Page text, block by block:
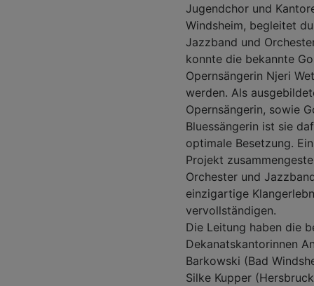
Jugendchor und
Windsheim, begleitet
Jazzband und
konnte die bekannte
Opernsängerin Njeri
werden. Als
Opernsängerin, sowie
Bluessängerin ist sie
optimale Besetzung.
Projekt
Orchester und
einzigartige
vervollständigen.
Die Leitung haben die
Dekanatskantorinnen
Barkowski (Bad
Silke Kupper